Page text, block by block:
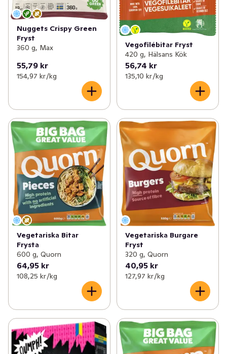
Nuggets Crispy Green
Fryst
360 g, Max
55,79 kr
154,97 kr /kg
Vegofilébitar Fryst
420 g, Hälsans Kök
56,74 kr
135,10 kr /kg
Vegetariska Bitar
Frysta
600 g, Quorn
64,95 kr
108,25 kr /kg
Vegetariska Burgare
Fryst
320 g, Quorn
40,95 kr
127,97 kr /kg